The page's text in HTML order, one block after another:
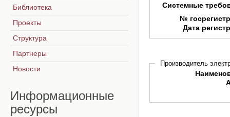
Системные
№
Дата
Производитель
Библиотека
Проекты
Структура
Партнеры
Новости
Информационные
ресурсы